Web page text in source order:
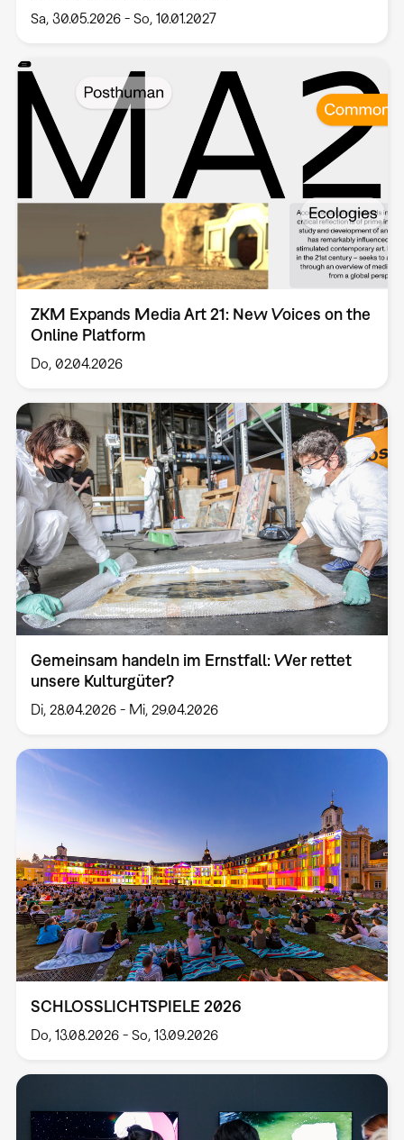
Sa, 30.05.2026- So, 10.01.2027
ZKM Expands Media Art 21: New Voices on the
Online Platform
Do, 02.04.2026
Gemeinsam handeln im Ernstfall: Wer rettet
unsere Kulturgüter?
Di, 28.04.2026- Mi, 29.04.2026
SCHLOSSLICHTSPIELE 2026
Do, 13.08.2026- So, 13.09.2026